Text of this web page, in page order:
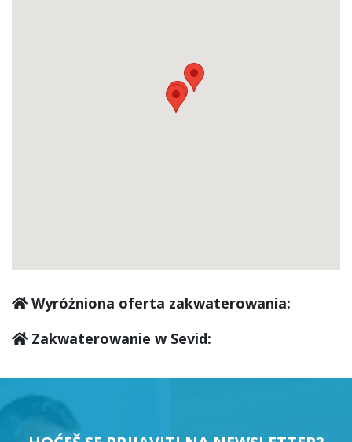
Wyróżniona oferta zakwaterowania:
Zakwaterowanie w Sevid: